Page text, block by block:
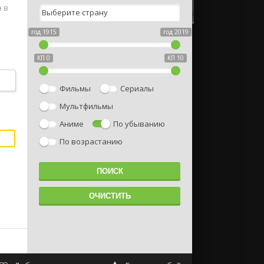
в
год 1915 год 2019
КП 0 КП 10
Фильмы
Сериалы
Мультфильмы
Аниме
По убыванию
По возрастанию